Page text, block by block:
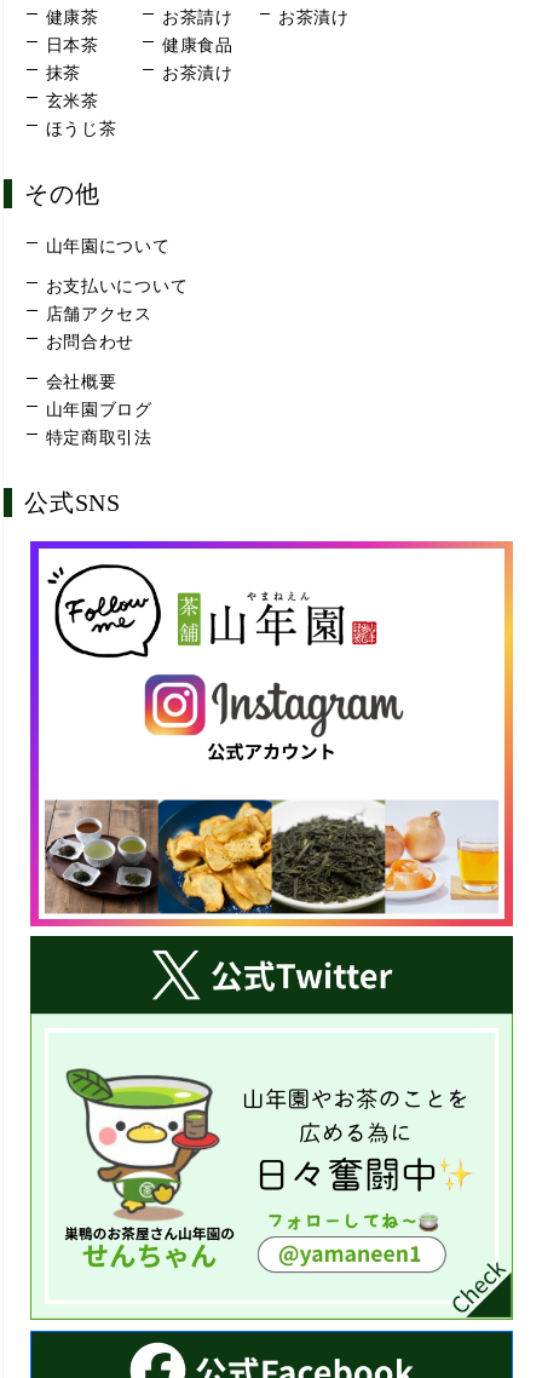
健康茶
日本茶
抹茶
玄米茶
ほうじ茶
お茶請け
健康食品
お茶漬け
お茶漬け
その他
山年園について
お支払いについて
店舗アクセス
お問合わせ
会社概要
山年園ブログ
特定商取引法
公式SNS